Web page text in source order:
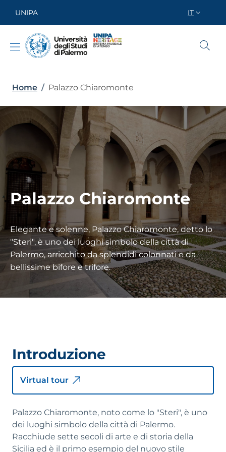
UNIPA IT
Briciole di pane
Home / Palazzo Chiaromonte
Palazzo Chiaromonte
Elegante e solenne, Palazzo Chiaromonte, detto lo
"Steri", è uno dei luoghi simbolo della città di
Palermo, arricchito da splendidi colonnati e da
bellissime bifore e trifore.
Introduzione
Virtual tour
Palazzo Chiaromonte, noto come lo "Steri", è uno
dei luoghi simbolo della città di Palermo.
Racchiude sette secoli di arte e di storia della
Sicilia ed è il primo esempio del nuovo stile